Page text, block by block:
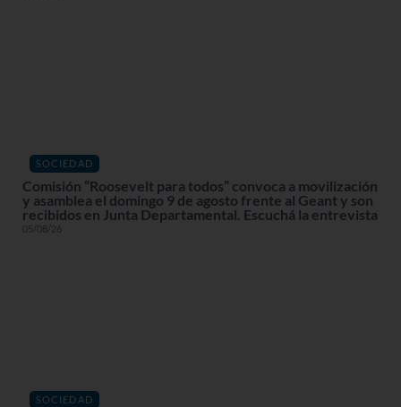
SOCIEDAD
Comisión “Roosevelt para todos” convoca a movilización
y asamblea el domingo 9 de agosto frente al Geant y son
recibidos en Junta Departamental. Escuchá la entrevista
05/08/26
SOCIEDAD